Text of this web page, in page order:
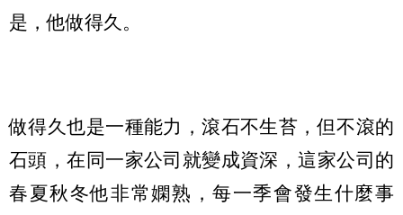
是，他做得久。
做得久也是一種能力，滾石不生苔，但不滾的
石頭，在同一家公司就變成資深，這家公司的
春夏秋冬他非常嫻熟，每一季會發生什麼事